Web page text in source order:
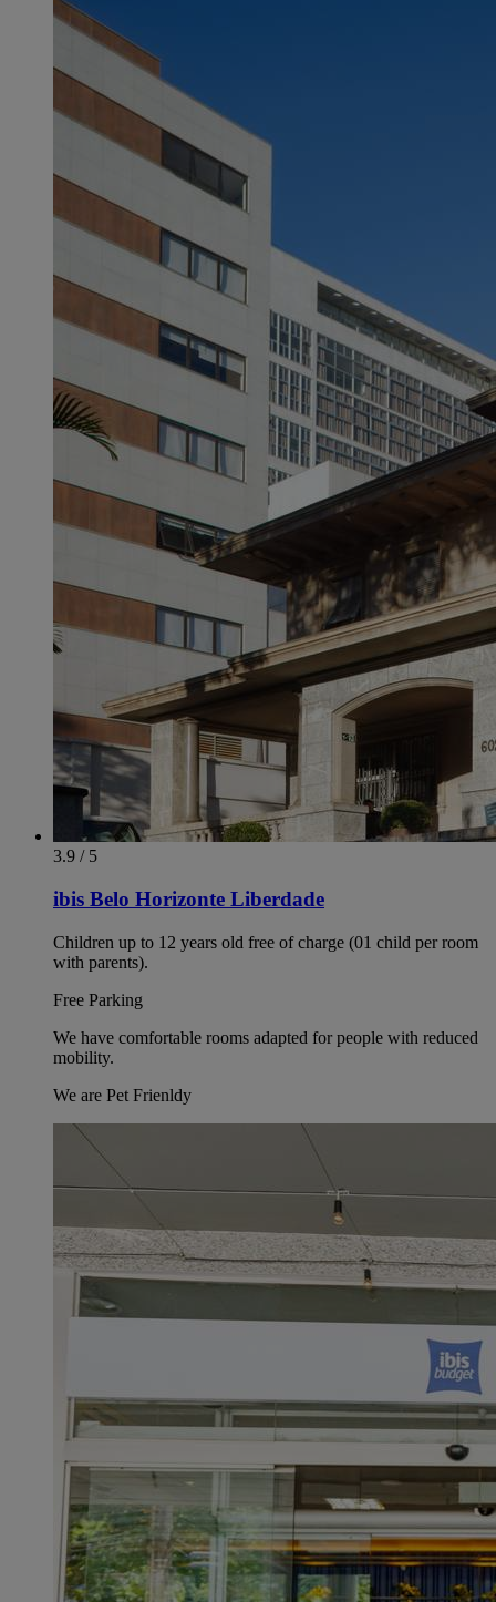
3.9 / 5
ibis Belo Horizonte Liberdade
Children up to 12 years old free of charge (01 child per room
with parents).
Free Parking
We have comfortable rooms adapted for people with reduced
mobility.
We are Pet Frienldy